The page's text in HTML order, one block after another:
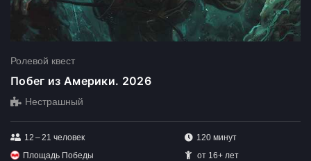
Ролевой квест
Побег из Америки. 2026
Нестрашный
12 – 21 человек
120 минут
Площадь Победы
от 16+ лет